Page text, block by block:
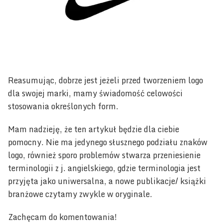
Reasumując, dobrze jest jeżeli przed tworzeniem logo
dla swojej marki, mamy świadomość celowości
stosowania określonych form.
Mam nadzieję, że ten artykuł będzie dla ciebie
pomocny. Nie ma jedynego słusznego podziału znaków
logo, również sporo problemów stwarza przeniesienie
terminologii z j. angielskiego, gdzie terminologia jest
przyjęta jako uniwersalna, a nowe publikacje/ książki
branżowe czytamy zwykle w oryginale.
Zachęcam do komentowania!